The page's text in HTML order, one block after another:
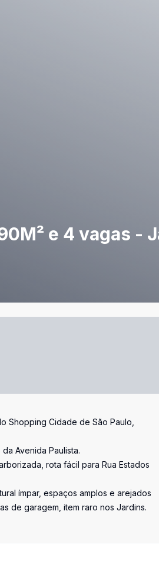
e 4 vagas -
Shopping Cidade de São Paulo,
Avenida Paulista.
rota fácil para Rua Estados
ímpar, espaços amplos e arejados
de garagem, item raro nos Jardins.